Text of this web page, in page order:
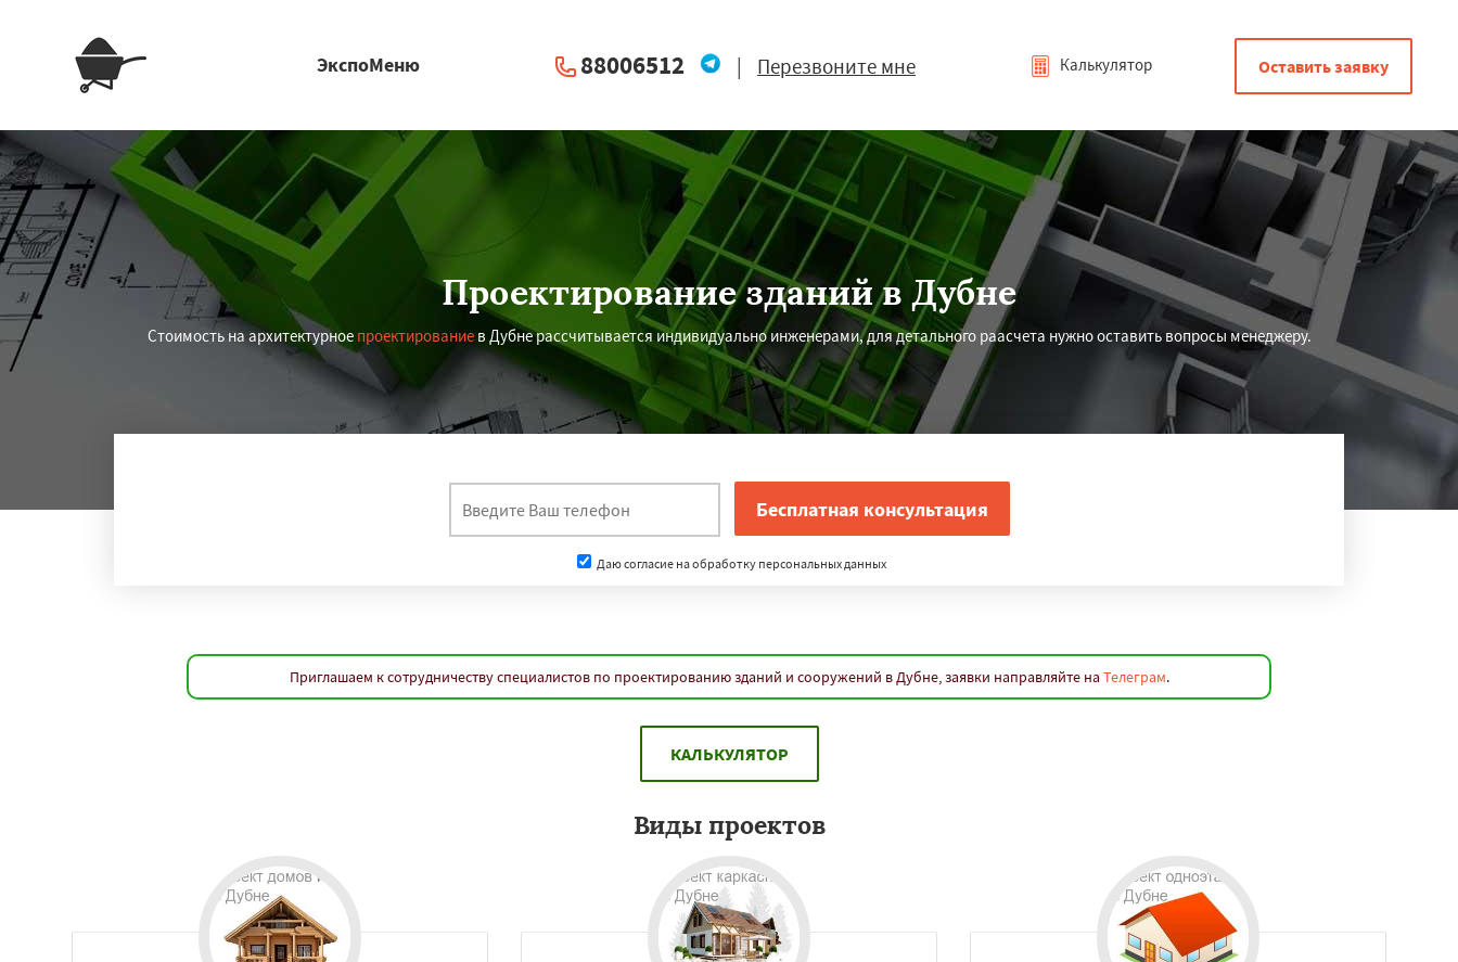
ЭкспоМеню 88006512 | Перезвоните мне Калькулятор Оставить заявку
Проектирование зданий в Дубне
Стоимость на архитектурное проектированиев Дубне рассчитывается индивидуально инженерами, для детального раасчета нужно оставить вопросы менеджеру.
Даю согласие на обработку персональных данных
Приглашаем к сотрудничеству специалистов по проектированию зданий и сооружений в Дубне, заявки направляйте на Телеграм.
КАЛЬКУЛЯТОР
Виды проектов